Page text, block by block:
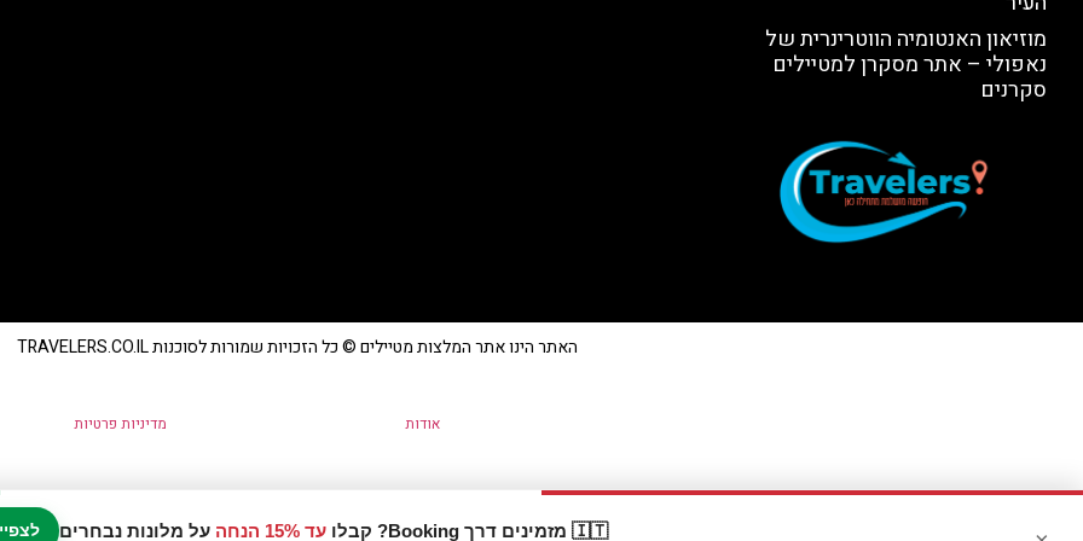
🇮🇹 מזמינים דרך Booking? קבלו עד 15% הנחה על מלונות נבחרים
מוזיאון האנטומיה הווטרינרית של
נאפולי – אתר מסקרן למטיילים
סקרנים
האתר הינו אתר המלצות מטיילים © כל הזכויות שמורות לסוכנות TRAVELERS.CO.IL
אודות מדיניות פרטיות